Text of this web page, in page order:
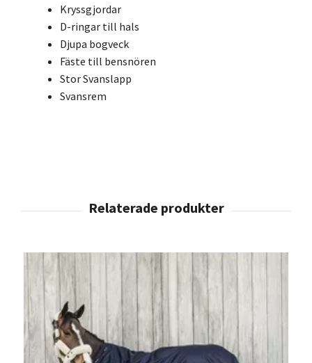
Kryssgjordar
D-ringar till hals
Djupa bogveck
Fäste till bensnören
Stor Svanslapp
Svansrem